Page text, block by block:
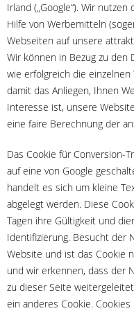
Irland („Google“). Wir
Hilfe von Werbemitteln
Webseiten auf unsere
Wir können in Bezug zu den
wie erfolgreich die
damit das Anliegen, Ihnen
Interesse ist, unsere
eine faire Berechnung der
Das Cookie für Conversion-
auf eine von Google
handelt es sich um kleine
abgelegt werden. Diese
Tagen ihre Gültigkeit und
Identifizierung. Besucht der
Website und ist das Cookie
und wir erkennen, dass der
zu dieser Seite
ein anderes Cookie.